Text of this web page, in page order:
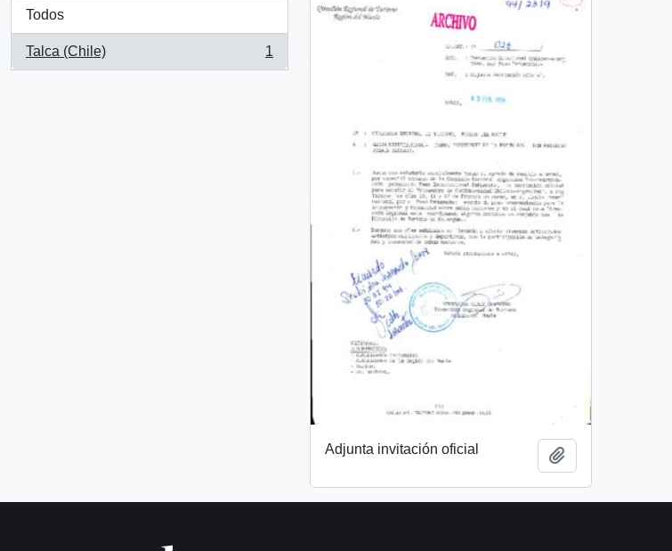
Todos
Talca (Chile)
, 1 resultados
1
Adjunta invitación oficial